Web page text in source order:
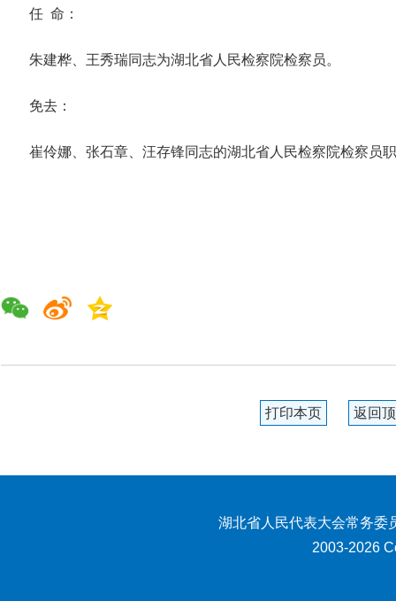
任 命：
朱建桦、王秀瑞同志为湖北省人民检察院检察员。
免去：
崔伶娜、张石章、汪存锋同志的湖北省人民检察院检察员
打印本页 返回
湖北省人民代表大会常务委
2003-2026